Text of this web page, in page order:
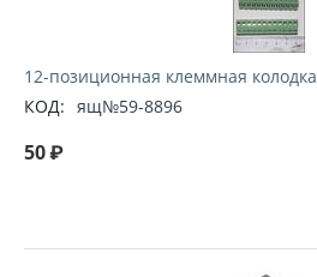
12-позиционная клеммная колодка
КОД: ящ№59-8896
50₽